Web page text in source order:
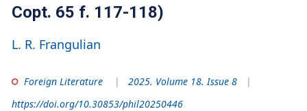
Copt. 65 f. 117-118)
L. R. Frangulian
Foreign Literature
2025. Volume 18. Issue 8
https://doi.org/10.30853/phil20250446